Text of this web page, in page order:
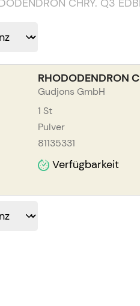
CHRY. Q3
RHODODENDRON
Gudjons GmbH
1 St
Pulver
81135331
Verfügbarkeit